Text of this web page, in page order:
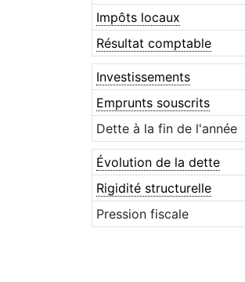
Impôts locaux
Résultat comptable
Investissements
Emprunts souscrits
Dette à la fin de l'année
Évolution de la dette
Rigidité structurelle
Pression fiscale